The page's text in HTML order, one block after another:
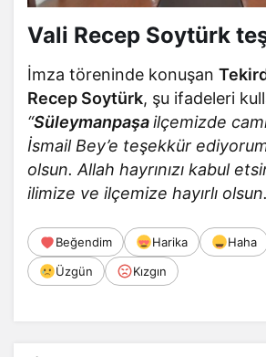
Vali Recep Soytürk
İmza töreninde konuşan
Recep Soytürk, şu ifadeleri
“Süleymanpaşailçemizde
İsmail Bey’e teşekkür
olsun. Allah hayrınızı kabul
ilimize ve ilçemize hayırlı
Beğendim Harika Haha
Üzgün
Kızgın